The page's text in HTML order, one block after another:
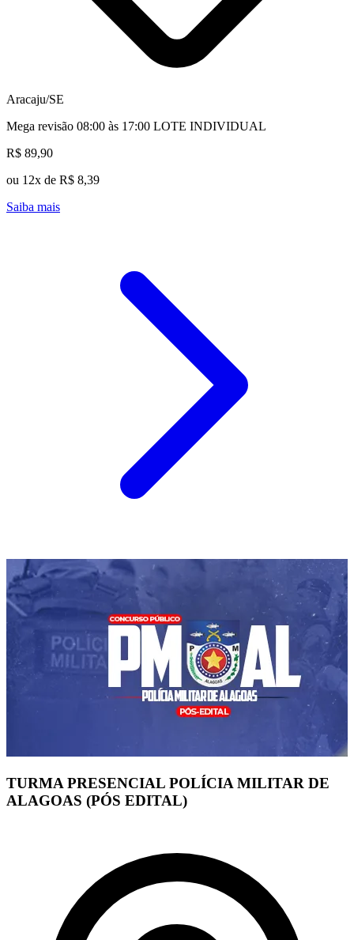
Aracaju/SE
Mega revisão 08:00 às 17:00 LOTE INDIVIDUAL
R$ 89,90
ou 12x de R$ 8,39
Saiba mais
TURMA PRESENCIAL POLÍCIA MILITAR DE
ALAGOAS (PÓS EDITAL)